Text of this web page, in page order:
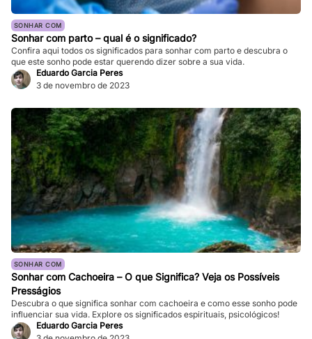
SONHAR COM
Sonhar com parto – qual é o significado?
Confira aqui todos os significados para sonhar com parto e descubra o
que este sonho pode estar querendo dizer sobre a sua vida.
Eduardo Garcia Peres
3 de novembro de 2023
SONHAR COM
Sonhar com Cachoeira – O que Significa? Veja os Possíveis
Presságios
Descubra o que significa sonhar com cachoeira e como esse sonho pode
influenciar sua vida. Explore os significados espirituais, psicológicos!
Eduardo Garcia Peres